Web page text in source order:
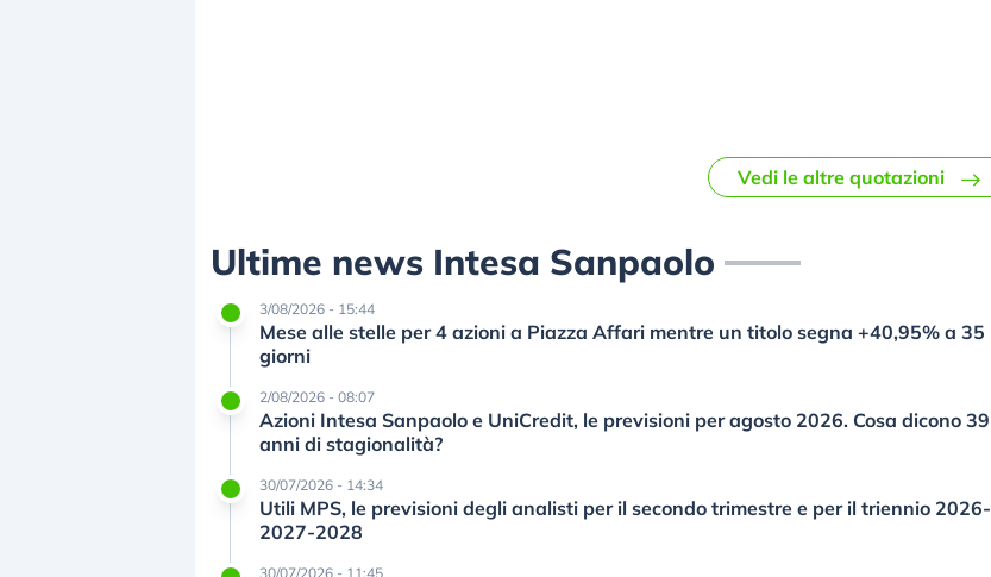
Vedi le altre quotazioni
Ultime news Intesa Sanpaolo
3/08/2026 - 15:44
Mese alle stelle per 4 azioni a Piazza Affari mentre un titolo segna +40,95% a 35
giorni
2/08/2026 - 08:07
Azioni Intesa Sanpaolo e UniCredit, le previsioni per agosto 2026. Cosa dicono 39
anni di stagionalità?
30/07/2026 - 14:34
Utili MPS, le previsioni degli analisti per il secondo trimestre e per il triennio 2026-
2027-2028
30/07/2026 - 11:45